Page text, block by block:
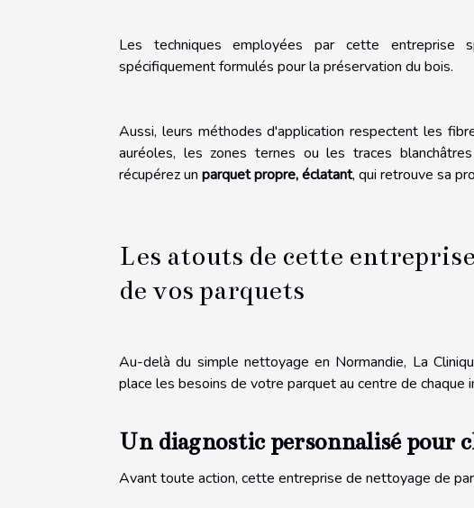
Les techniques employées par cette entreprise
spécifiquement formulés pour la préservation du bois.
Aussi, leurs méthodes d'application respectent les
auréoles, les zones ternes ou les traces
récupérez un parquet propre, éclatant, qui retrouve sa
Les atouts de cette
de vos parquets
Au-delà du simple nettoyage en Normandie, La
place les besoins de votre parquet au centre de chaque
Un diagnostic personnalisé pour
Avant toute action, cette entreprise de nettoyage de